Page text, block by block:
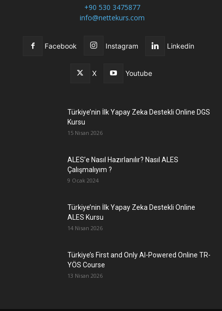
+90 530 3475877
info@nettekurs.com
Facebook Instagram Linkedin
X Youtube
Türkiye’nin İlk Yapay Zeka Destekli Online DGS
Kursu
15 Nisan 2026
ALES’e Nasıl Hazırlanılır? Nasıl ALES
Çalışmalıyım ?
9 Ocak 2024
Türkiye’nin İlk Yapay Zeka Destekli Online
ALES Kursu
14 Nisan 2026
Türkiye’s First and Only AI-Powered Online TR-
YÖS Course
13 Nisan 2026